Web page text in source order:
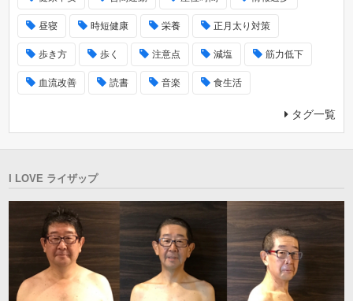
昼寝 時短健康 栄養 正月太り対策
歩き方 歩く 注意点 減塩 筋力低下
血流改善 読書 音楽 食生活
タグ一覧
I LOVE ライザップ